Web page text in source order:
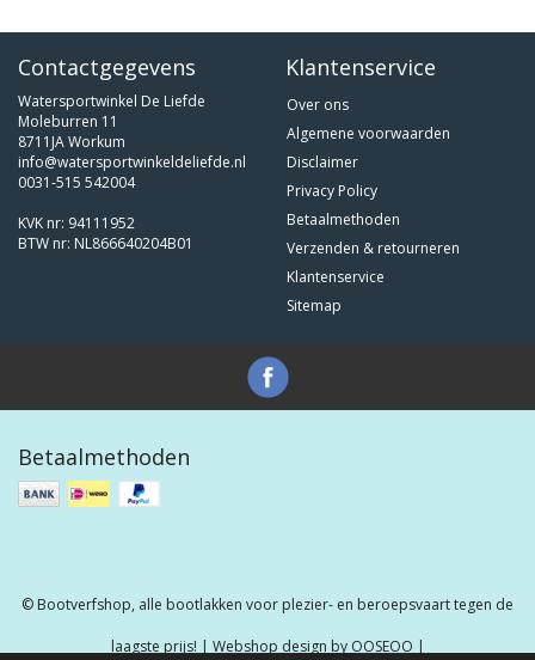
Contactgegevens
Watersportwinkel De Liefde
Moleburren 11
8711JA Workum
info@watersportwinkeldeliefde.nl
0031-515 542004
KVK nr: 94111952
BTW nr: NL866640204B01
Klantenservice
Over ons
Algemene voorwaarden
Disclaimer
Privacy Policy
Betaalmethoden
Verzenden & retourneren
Klantenservice
Sitemap
Betaalmethoden
© Bootverfshop, alle bootlakken voor plezier- en beroepsvaart tegen de
laagste prijs! | Webshop design by OOSEOO |